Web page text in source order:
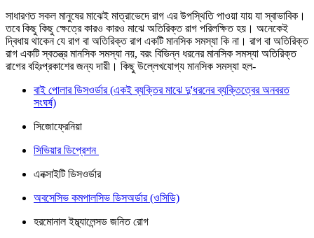
সাধারণত সকল মানুষের মাঝেই মাত্রাভেদে রাগ এর উপস্থিতি পাওয়া যায় যা স্বাভাবিক।
তবে কিছু কিছু ক্ষেত্রে কারও কারও মাঝে অতিরিক্ত রাগ পরিলক্ষিত হয়। অনেকেই
দ্বিধায় থাকেন যে রাগ বা অতিরিক্ত রাগ একটি মানসিক সমস্যা কি না। রাগ বা অতিরিক্ত
রাগ একটি স্বতন্ত্র মানসিক সমস্যা নয়, বরং বিভিন্ন ধরনের মানসিক সমস্যা অতিরিক্ত
রাগের বহিঃপ্রকাশের জন্য দায়ী। কিছু উল্লেখযোগ্য মানসিক সমস্যা হল-
বাই পোলার ডিসওর্ডার (একই ব্যক্তির মাঝে দু'ধরনের ব্যক্তিত্বের অনবরত
সংঘর্ষ)
সিজোফ্রেনিয়া
সিভিয়ার ডিপ্রেশন
এনক্সাইটি ডিসওর্ডার
অবসেসিভ কমপালসিভ ডিসঅর্ডার (ওসিডি)
হরমোনাল ইম্ব্যালেন্সড জনিত রোগ